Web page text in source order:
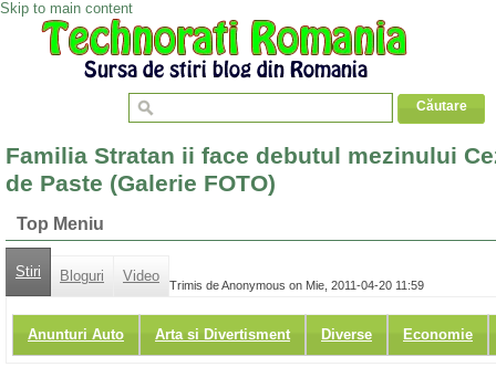
Skip to main content
Familia Stratan ii face debutul mezinului
de Paste (Galerie FOTO)
Top Meniu
Stiri Bloguri Video
Anunturi Auto Arta si Divertisment Diverse Economie
Trimis de Anonymous on Mie, 2011-04-20 11:59